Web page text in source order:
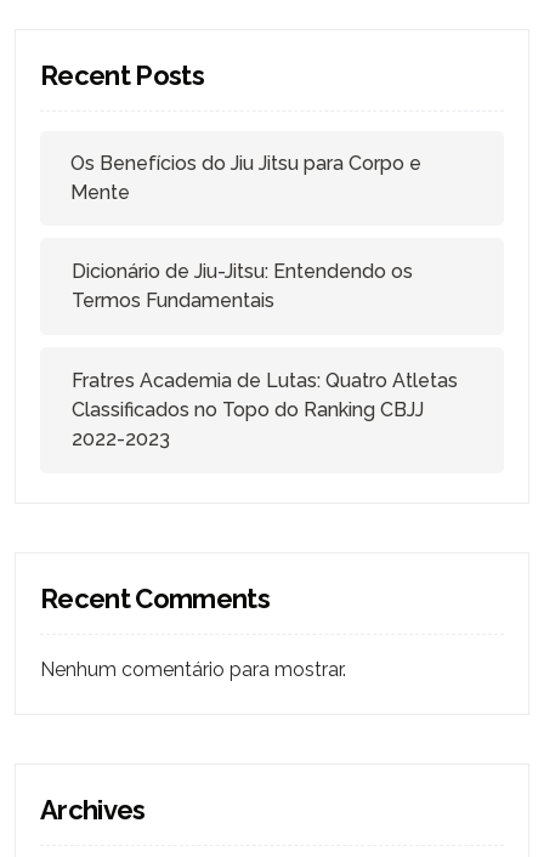
Recent Posts
Os Benefícios do Jiu Jitsu para Corpo e
Mente
Dicionário de Jiu-Jitsu: Entendendo os
Termos Fundamentais
Fratres Academia de Lutas: Quatro Atletas
Classificados no Topo do Ranking CBJJ
2022-2023
Recent Comments
Nenhum comentário para mostrar.
Archives